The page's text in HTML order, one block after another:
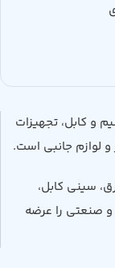
و کابل، تجهیزات
و لوازم جانبی است.
سینی کابل،
و صنعتی را عرضه